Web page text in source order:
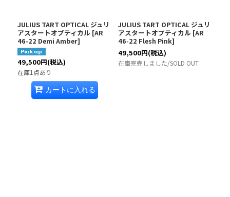
JULIUS TART OPTICAL ジュリ
アスタートオプティカル [AR
46-22 Demi Amber]
49,500円(税込)
在庫1点あり
カートに入れる
JULIUS TART OPTICAL ジュリ
アスタートオプティカル [AR
46-22 Flesh Pink]
49,500円(税込)
在庫完売しました/SOLD OUT